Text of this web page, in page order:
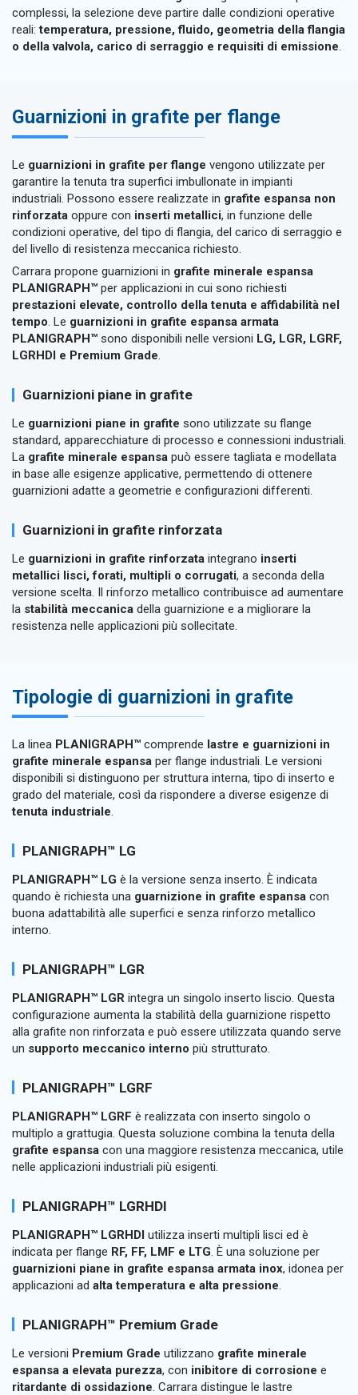
complessi, la selezione deve partire dalle condizioni operative
reali:temperatura, pressione, fluido, geometria della flangia
o della valvola, carico di serraggio e requisiti di emissione.
Guarnizioni in grafite per flange
Le guarnizioni in grafite per flange vengono utilizzate per
garantire la tenuta tra superfici imbullonate in impianti
industriali. Possono essere realizzate in grafite espansa non
rinforzata oppure con inserti metallici, in funzione delle
condizioni operative, del tipo di flangia, del carico di serraggio e
del livello di resistenza meccanica richiesto.
Carrara propone guarnizioni in grafite minerale espansa
PLANIGRAPH™ per applicazioni in cui sono richiesti
prestazioni elevate, controllo della tenuta e affidabilità nel
tempo. Le guarnizioni in grafite espansa armata
PLANIGRAPH™ sono disponibili nelle versioni LG, LGR, LGRF,
LGRHDI e Premium Grade.
Guarnizioni piane in grafite
Le guarnizioni piane in grafite sono utilizzate su flange
standard, apparecchiature di processo e connessioni industriali.
La grafite minerale espansa può essere tagliata e modellata
in base alle esigenze applicative, permettendo di ottenere
guarnizioni adatte a geometrie e configurazioni differenti.
Guarnizioni in grafite rinforzata
Le guarnizioni in grafite rinforzata integrano inserti
metallici lisci, forati, multipli o corrugati, a seconda della
versione scelta. Il rinforzo metallico contribuisce ad aumentare
la stabilità meccanica della guarnizione e a migliorare la
resistenza nelle applicazioni più sollecitate.
Tipologie di guarnizioni in grafite
La linea PLANIGRAPH™ comprende lastre e guarnizioni in
grafite minerale espansa per flange industriali. Le versioni
disponibili si distinguono per struttura interna, tipo di inserto e
grado del materiale, così da rispondere a diverse esigenze di
tenuta industriale.
PLANIGRAPH™ LG
PLANIGRAPH™ LG è la versione senza inserto. È indicata
quando è richiesta una guarnizione in grafite espansa con
buona adattabilità alle superfici e senza rinforzo metallico
interno.
PLANIGRAPH™ LGR
PLANIGRAPH™ LGR integra un singolo inserto liscio. Questa
configurazione aumenta la stabilità della guarnizione rispetto
alla grafite non rinforzata e può essere utilizzata quando serve
un supporto meccanico interno più strutturato.
PLANIGRAPH™ LGRF
PLANIGRAPH™ LGRF è realizzata con inserto singolo o
multiplo a grattugia. Questa soluzione combina la tenuta della
grafite espansa con una maggiore resistenza meccanica, utile
nelle applicazioni industriali più esigenti.
PLANIGRAPH™ LGRHDI
PLANIGRAPH™ LGRHDI utilizza inserti multipli lisci ed è
indicata per flange RF, FF, LMF e LTG. È una soluzione per
guarnizioni piane in grafite espansa armata inox, idonea per
applicazioni ad alta temperatura e alta pressione.
PLANIGRAPH™ Premium Grade
Le versioni Premium Grade utilizzano grafite minerale
espansa a elevata purezza, con inibitore di corrosione e
ritardante di ossidazione. Carrara distingue le lastre